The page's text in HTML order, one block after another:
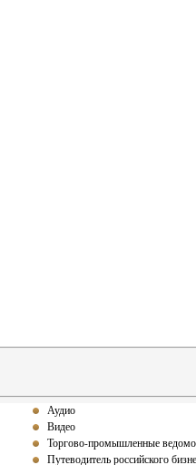
Аудио
Видео
Торгово-промышленные
Путеводитель российского